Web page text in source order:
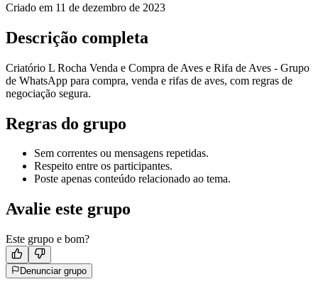
Criado em 11 de dezembro de 2023
Descrição completa
Criatório L Rocha Venda e Compra de Aves e Rifa de Aves - Grupo
de WhatsApp para compra, venda e rifas de aves, com regras de
negociação segura.
Regras do grupo
Sem correntes ou mensagens repetidas.
Respeito entre os participantes.
Poste apenas conteúdo relacionado ao tema.
Avalie este grupo
Este grupo e bom?
Denunciar grupo